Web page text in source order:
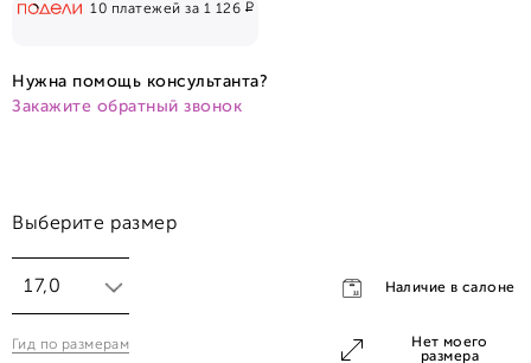
10 платежей за 1 126 Р
Нужна помощь консультанта?
Закажите обратный звонок
Выберите размер
17,0
17,0
Гид по размерам
Нет моего
размера
Наличие в салоне